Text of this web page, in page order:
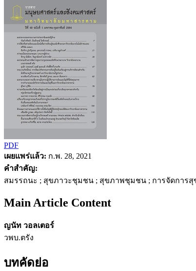
PDF
เผยแพร่แล้ว: ก.พ. 28, 2021
คำสำคัญ:
สมรรถนะ ; สุขภาวะชุมชน ; สุขภาพชุมชน ; การจัดการ
Main Article Content
ญนัท วอลเตอร์
วพบ.ตรัง
บทคัดย่อ